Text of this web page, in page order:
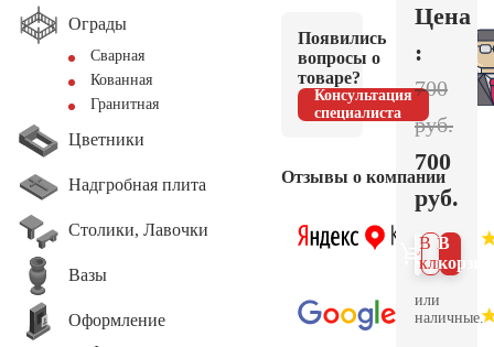
Ограды
Сварная
Кованная
Гранитная
Цветники
Надгробная плита
Столики, Лавочки
Вазы
Оформление
Появились
вопросы о
товаре?
Консультация
специалиста
Отзывы о компании
Цена
:
700
руб.
700
руб.
В
В 1
клик
или
наличные.